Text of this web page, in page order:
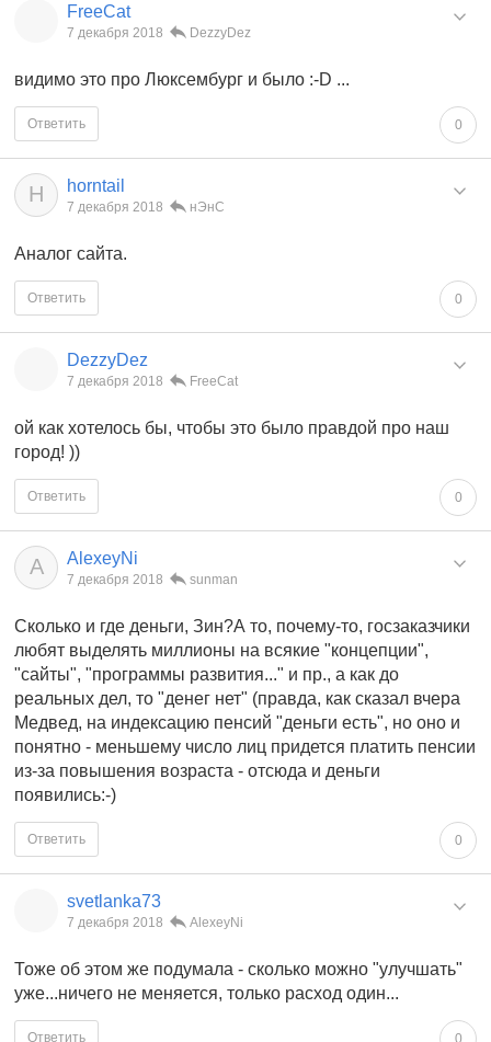
FreeCat
7 декабря 2018 DezzyDez
видимо это про Люксембург и было :-D ...
0
Ответить
H horntail
7 декабря 2018 нЭнС
Аналог сайта.
0
Ответить
DezzyDez
7 декабря 2018 FreeCat
ой как хотелось бы, чтобы это было правдой про наш
город! ))
0
Ответить
A AlexeyNi
7 декабря 2018 sunman
Сколько и где деньги, Зин?А то, почему-то, госзаказчики
любят выделять миллионы на всякие "концепции",
"сайты", "программы развития..." и пр., а как до
реальных дел, то "денег нет" (правда, как сказал вчера
Медвед, на индексацию пенсий "деньги есть", но оно и
понятно - меньшему число лиц придется платить пенсии
из-за повышения возраста - отсюда и деньги
появились:-)
0
Ответить
svetlanka73
7 декабря 2018 AlexeyNi
Тоже об этом же подумала - сколько можно "улучшать"
уже...ничего не меняется, только расход один...
0
Ответить